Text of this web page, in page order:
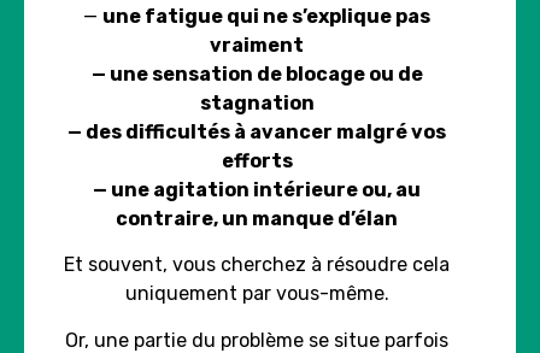
— une fatigue qui ne s’explique pas
vraiment
— une sensation de blocage ou de
stagnation
— des difficultés à avancer malgré vos
efforts
— une agitation intérieure ou, au
contraire, un manque d’élan
Et souvent, vous cherchez à résoudre cela
uniquement par vous-même.
Or, une partie du problème se situe parfois